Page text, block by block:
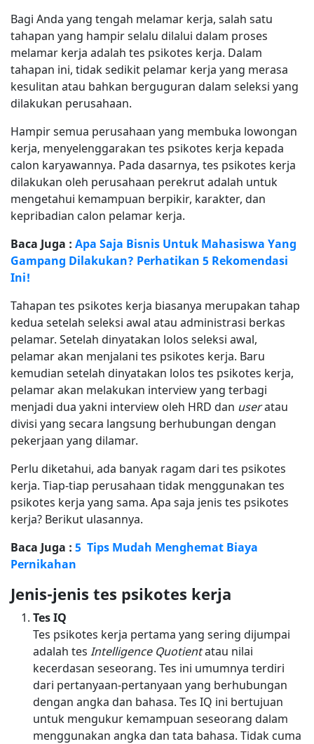
Bagi Anda yang tengah melamar kerja, salah satu
tahapan yang hampir selalu dilalui dalam proses
melamar kerja adalah tes psikotes kerja. Dalam
tahapan ini, tidak sedikit pelamar kerja yang merasa
kesulitan atau bahkan berguguran dalam seleksi yang
dilakukan perusahaan.
Hampir semua perusahaan yang membuka lowongan
kerja, menyelenggarakan tes psikotes kerja kepada
calon karyawannya. Pada dasarnya, tes psikotes kerja
dilakukan oleh perusahaan perekrut adalah untuk
mengetahui kemampuan berpikir, karakter, dan
kepribadian calon pelamar kerja.
Baca Juga : Apa Saja Bisnis Untuk Mahasiswa Yang
Gampang Dilakukan? Perhatikan 5 Rekomendasi
Ini!
Tahapan tes psikotes kerja biasanya merupakan tahap
kedua setelah seleksi awal atau administrasi berkas
pelamar. Setelah dinyatakan lolos seleksi awal,
pelamar akan menjalani tes psikotes kerja. Baru
kemudian setelah dinyatakan lolos tes psikotes kerja,
pelamar akan melakukan interview yang terbagi
menjadi dua yakni interview oleh HRD dan useratau
divisi yang secara langsung berhubungan dengan
pekerjaan yang dilamar.
Perlu diketahui, ada banyak ragam dari tes psikotes
kerja. Tiap-tiap perusahaan tidak menggunakan tes
psikotes kerja yang sama. Apa saja jenis tes psikotes
kerja? Berikut ulasannya.
Baca Juga : 5 Tips Mudah Menghemat Biaya
Pernikahan
Jenis-jenis tes psikotes kerja
Tes IQ
Tes psikotes kerja pertama yang sering dijumpai
adalah tes Intelligence Quotientatau nilai
kecerdasan seseorang. Tes ini umumnya terdiri
dari pertanyaan-pertanyaan yang berhubungan
dengan angka dan bahasa. Tes IQ ini bertujuan
untuk mengukur kemampuan seseorang dalam
menggunakan angka dan tata bahasa. Tidak cuma